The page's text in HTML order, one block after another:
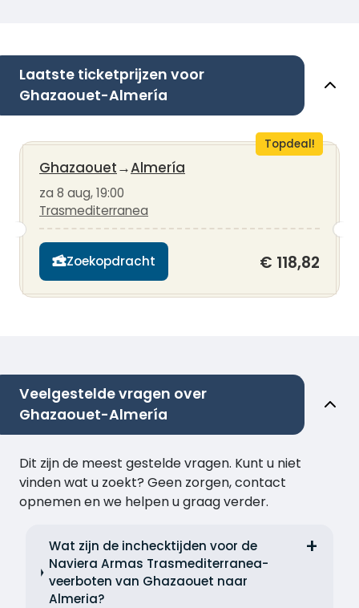
Laatste ticketprijzen voor
Ghazaouet-Almería
Topdeal!
Ghazaouet→Almería
za 8 aug, 19:00
Trasmediterranea
Zoekopdracht € 118,82
Veelgestelde vragen over
Ghazaouet-Almería
Dit zijn de meest gestelde vragen. Kunt u niet
vinden wat u zoekt? Geen zorgen, contact
opnemen en we helpen u graag verder.
Wat zijn de inchecktijden voor de
Naviera Armas Trasmediterranea-
veerboten van Ghazaouet naar
Almeria?